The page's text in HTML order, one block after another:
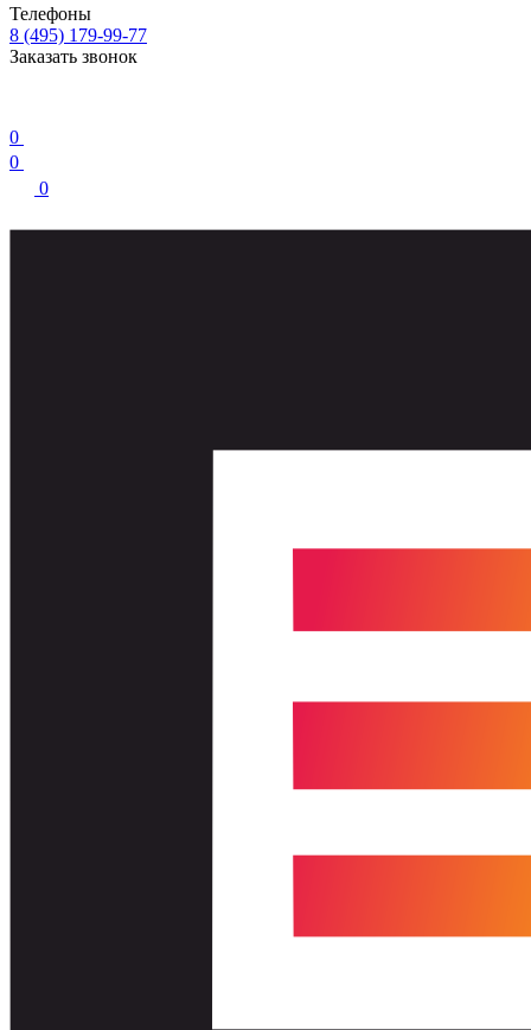
Телефоны
8 (495) 179-99-77
Заказать звонок
0
0
0